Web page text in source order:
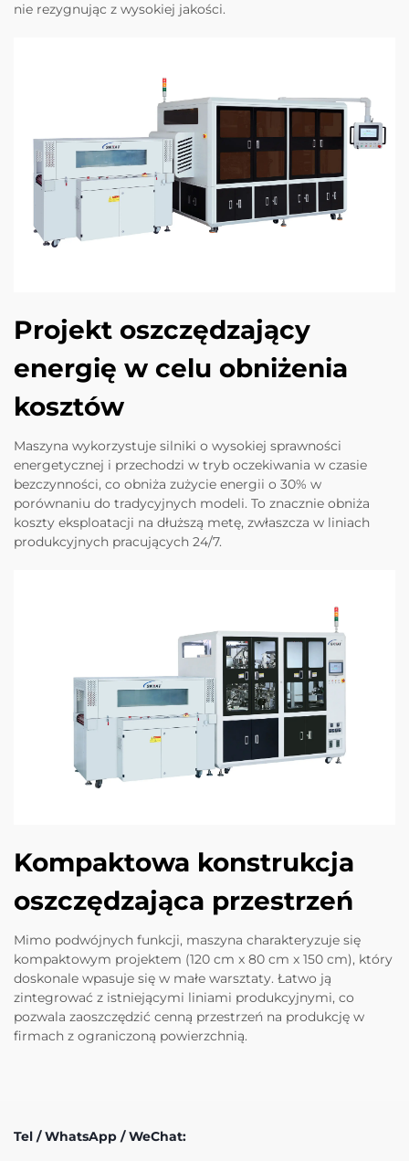
nie rezygnując z wysokiej jakości.
Projekt oszczędzający
energię w celu obniżenia
kosztów
Maszyna wykorzystuje silniki o wysokiej sprawności
energetycznej i przechodzi w tryb oczekiwania w czasie
bezczynności, co obniża zużycie energii o 30% w
porównaniu do tradycyjnych modeli. To znacznie obniża
koszty eksploatacji na dłuższą metę, zwłaszcza w liniach
produkcyjnych pracujących 24/7.
Kompaktowa konstrukcja
oszczędzająca przestrzeń
Mimo podwójnych funkcji, maszyna charakteryzuje się
kompaktowym projektem (120 cm x 80 cm x 150 cm), który
doskonale wpasuje się w małe warsztaty. Łatwo ją
zintegrować z istniejącymi liniami produkcyjnymi, co
pozwala zaoszczędzić cenną przestrzeń na produkcję w
firmach z ograniczoną powierzchnią.
Tel / WhatsApp / WeChat: